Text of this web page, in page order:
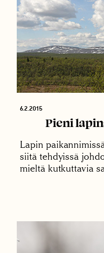
6.2.2015
Pieni
Lapin
siitä tehdyissä
mieltä kutkuttavia